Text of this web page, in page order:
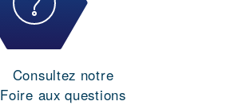
Consultez notre
Foire aux questions